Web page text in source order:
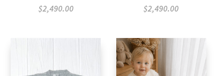
$2,490.00 $2,490.00